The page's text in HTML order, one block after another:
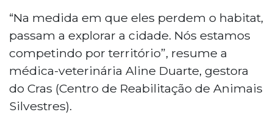
forçado animais silvestres a invadir áreas
urbanas, resultando em frequentes
resgates. Somente neste ano, foram
registrados casos de tamanduás, porcos-
espinhos e jibóias em locais como
shoppings e residências. A médica-
veterinária Aline Duarte, gestora do
“Na medida em que eles perdem o habitat,
passam a explorar a cidade. Nós estamos
competindo por território”, resume a
médica-veterinária Aline Duarte, gestora
do Cras (Centro de Reabilitação de Animais
Silvestres).